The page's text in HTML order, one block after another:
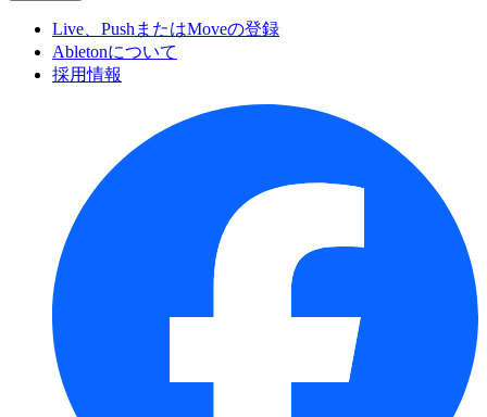
Live、PushまたはMoveの登録
Abletonについて
採用情報